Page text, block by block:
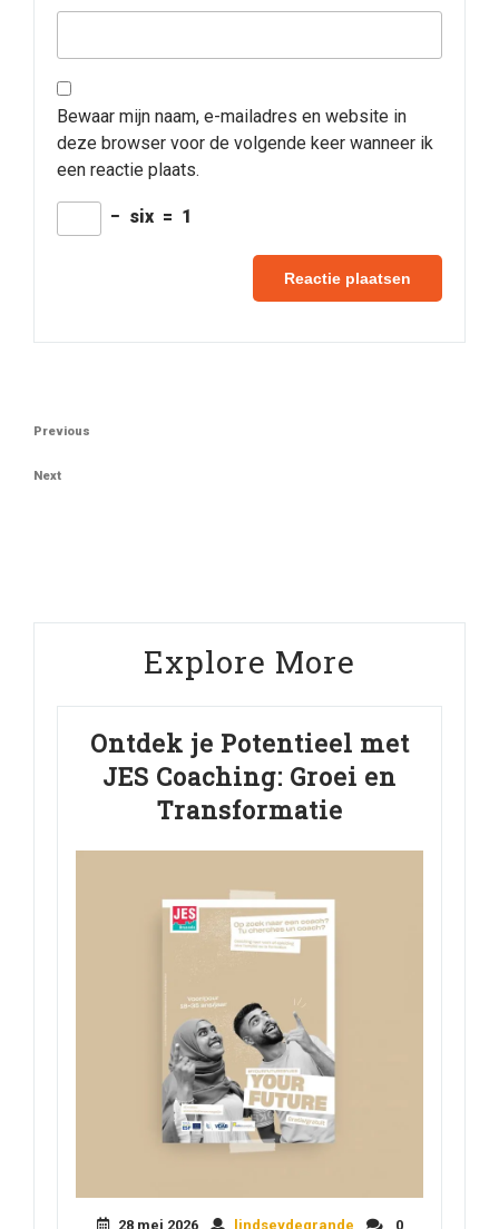
Bewaar mijn naam, e-mailadres en website in
deze browser voor de volgende keer wanneer ik
een reactie plaats.
− six = 1
Berichtnavigatie
Previous
Previous
Next
Next
Explore More
Ontdek je Potentieel met
JES Coaching: Groei en
Transformatie
28 mei 2026 lindseydegrande
0